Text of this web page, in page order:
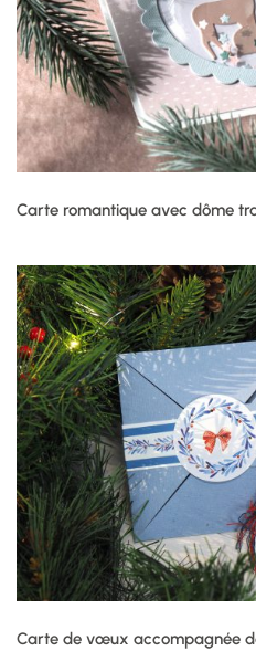
Carte romantique avec dôme
Carte de vœux accompagnée